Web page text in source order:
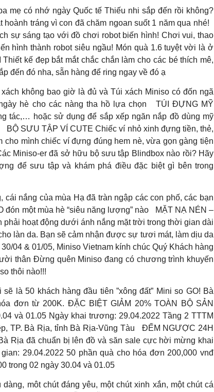
mẹ có nhớ ngày Quốc tế Thiếu nhi sắp đến rồi không?
tráng vì con đã chăm ngoan suốt 1 năm qua nhé!
sự sáng tạo với đồ chơi robot biến hình! Chơi vui, thao
hình thành robot siêu ngầu! Món quà 1.6 tuyệt vời là ở
kế đẹp bắt mắt chắc chắn làm cho các bé thích mê,
đến đó nha, sẵn hàng để ring ngay về đó ạ
không bao giờ là đủ và Túi xách Miniso có đốn ngã
hè cho các nàng tha hồ lựa chọn TÚI ĐỰNG MỸ
tác,… hoặc sử dụng để sắp xếp ngăn nắp đồ dùng mỹ
BỘ SƯU TẬP VÍ CUTE Chiếc ví nhỏ xinh đựng tiền, thẻ,
mình chiếc ví đựng đúng hem nè, vừa gọn gàng tiện
Miniso-er đã sở hữu bộ sưu tập Blindbox nào rồi? Hãy
để sưu tập và khám phá điều đặc biệt gì bên trong
nắng của mùa Hạ đã tràn ngập các con phố, các bạn
một mùa hè “siêu năng lượng” nào
MẶT NẠ NÉN –
hoạt động dưới ánh nắng mặt trời trong thời gian dài
làn da. Bạn sẽ cảm nhận được sự tươi mát, làm dịu da
04 & 01/05, Miniso Vietnam kính chúc Quý Khách hàng
thân Đừng quên Miniso đang có chương trình khuyến
thôi nào!!!
là 50 khách hàng đầu tiên ”xông đất” Mini so GO! Bà
đơn từ 200K. ĐẶC BIỆT GIẢM 20% TOÀN BỘ SẢN
và 01.05 Ngày khai trương: 29.04.2022 Tầng 2 TTTM
TP. Bà Rịa, tỉnh Bà Rịa-Vũng Tàu
ĐẾM NGƯỢC 24H
Rịa đã chuẩn bị lên đồ và săn sale cực hời mừng khai
29.04.2022 50 phần quà cho hóa đơn 200,000 vnđ
trong 02 ngày 30.04 và 01.05
môt chút đáng yêu, một chút xinh xắn, một chút cá